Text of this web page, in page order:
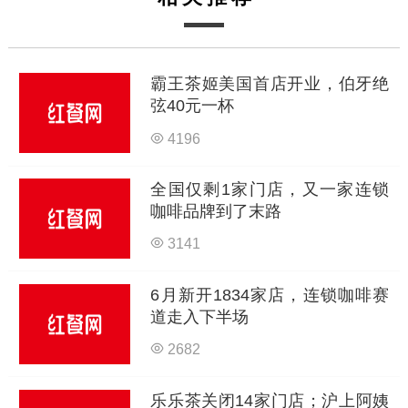
霸王茶姬美国首店开业，伯牙绝
弦40元一杯
4196
全国仅剩1家门店，又一家连锁
咖啡品牌到了末路
3141
6月新开1834家店，连锁咖啡赛
道走入下半场
2682
乐乐茶关闭14家门店；沪上阿姨